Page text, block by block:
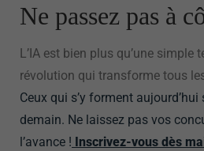
Ne passez pas à
L’IA est bien plus qu’une simple
révolution qui transforme tous
Ceux qui s’y forment
demain. Ne laissez pas vos
l’avance ! Inscrivez-vous dès